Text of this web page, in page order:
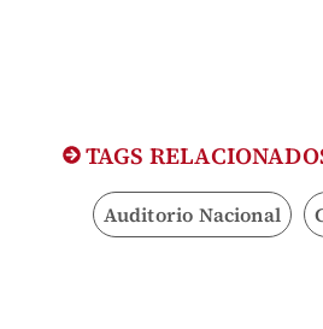
TAGS
Auditorio Nacional